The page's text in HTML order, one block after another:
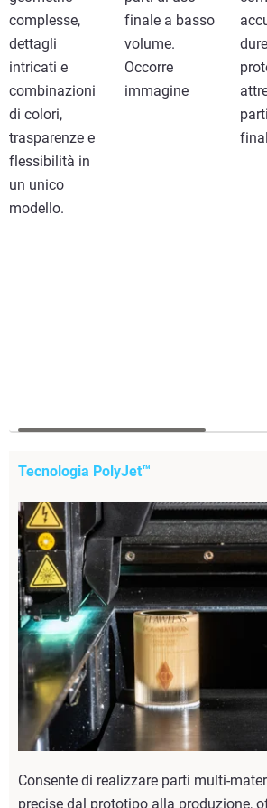
complesse,
dettagli
intricati e
combinazioni
di colori,
trasparenze e
flessibilità in
un unico
modello.
finale a basso
volume.
Occorre
immagine
Tecnologia PolyJet™
Consente di realizzare parti multi-
precise dal prototipo alla produzione,